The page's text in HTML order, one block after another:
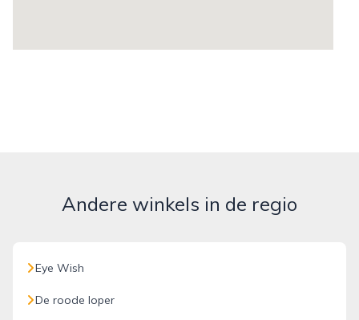
Andere winkels in de regio
Eye Wish
De roode loper